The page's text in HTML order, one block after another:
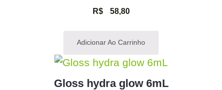
R$58,80
Adicionar Ao Carrinho
Gloss hydra glow 6mL